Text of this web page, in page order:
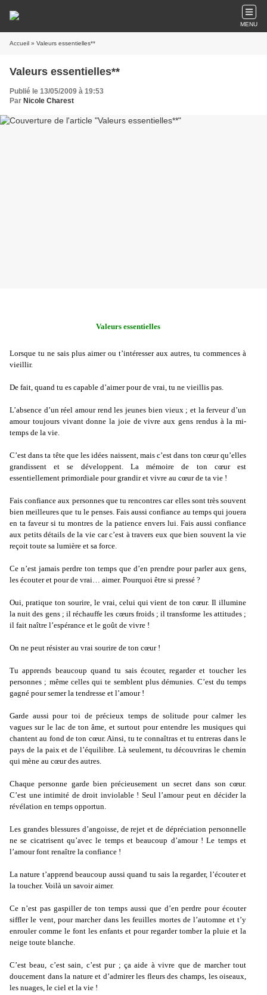
MENU
Accueil » Valeurs essentielles**
Valeurs essentielles**
Publié le 13/05/2009 à 19:53
Par Nicole Charest
Valeurs essentielles
Lorsque tu ne sais plus aimer ou t’intéresser aux autres, tu commences à
vieillir.
De fait, quand tu es capable d’aimer pour de vrai, tu ne vieillis pas.
L’absence d’un réel amour rend les jeunes bien vieux ; et la ferveur d’un
amour toujours vivant donne la joie de vivre aux gens rendus à la mi-
temps de la vie.
C’est dans ta tête que les idées naissent, mais c’est dans ton cœur qu’elles
grandissent et se développent. La mémoire de ton cœur est
essentiellement primordiale pour grandir et vivre au cœur de ta vie !
Fais confiance aux personnes que tu rencontres car elles sont très souvent
bien meilleures que tu le penses. Fais aussi confiance au temps qui jouera
en ta faveur si tu montres de la patience envers lui. Fais aussi confiance
aux petits détails de la vie car c’est à travers eux que bien souvent la vie
reçoit toute sa lumière et sa force.
Ce n’est jamais perdre ton temps que d’en prendre pour parler aux gens,
les écouter et pour de vrai… aimer. Pourquoi être si pressé ?
Oui, pratique ton sourire, le vrai, celui qui vient de ton cœur. Il illumine
la nuit des gens ; il réchauffe les cœurs froids ; il transforme les attitudes ;
il fait naître l’espérance et le goût de vivre !
On ne peut résister au vrai sourire de ton cœur !
Tu apprends beaucoup quand tu sais écouter, regarder et toucher les
personnes ; même celles qui te semblent plus démunies. C’est du temps
gagné pour semer la tendresse et l’amour !
Garde aussi pour toi de précieux temps de solitude pour calmer les
vagues sur le lac de ton âme, et surtout pour entendre les musiques qui
chantent au fond de ton cœur. Ainsi, tu te connaîtras et tu entreras dans le
pays de la paix et de l’équilibre. Là seulement, tu découvriras le chemin
qui mène au cœur des autres.
Chaque personne garde bien précieusement un secret dans son cœur.
C’est une intimité de droit inviolable ! Seul l’amour peut en décider la
révélation en temps opportun.
Les grandes blessures d’angoisse, de rejet et de dépréciation personnelle
ne se cicatrisent qu’avec le temps et beaucoup d’amour ! Le temps et
l’amour font renaître la confiance !
La nature t’apprend beaucoup aussi quand tu sais la regarder, l’écouter et
la toucher. Voilà un savoir aimer.
Ce n’est pas gaspiller de ton temps aussi que d’en perdre pour écouter
siffler le vent, pour marcher dans les feuilles mortes de l’automne et t’y
enrouler comme le font les enfants et pour regarder tomber la pluie et la
neige toute blanche.
C’est beau, c’est sain, c’est pur ; ça aide à vivre que de marcher tout
doucement dans la nature et d’admirer les fleurs des champs, les oiseaux,
les nuages, le ciel et la vie !